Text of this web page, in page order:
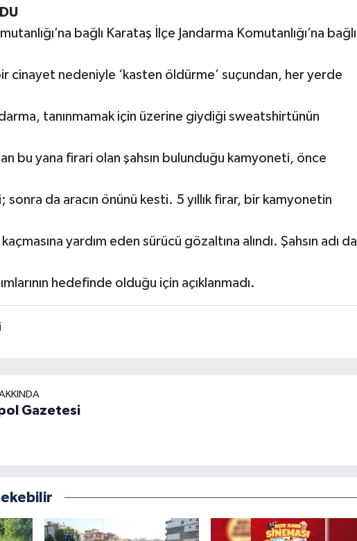
bağlı Karataş İlçe Jandarma Komutanlığı’na bağlı
cinayet nedeniyle ‘kasten öldürme’ suçundan, her yerde
tanınmamak için üzerine giydiği sweatshirtünün
bu yana firari olan şahsın bulunduğu kamyoneti, önce
sonra da aracın önünü kesti. 5 yıllık firar, bir kamyonetin
yardım eden sürücü gözaltına alındı. Şahsın adı da
hedefinde olduğu için açıklanmadı.
Gazetesi